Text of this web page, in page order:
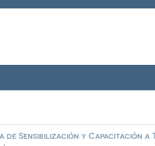
de Sensibilización y Capacitación a